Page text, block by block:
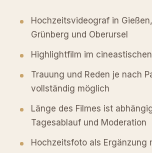
Hochzeitsvideograf in
Grünberg und Oberursel
Highlightfilm im
Trauung und Reden je nach
vollständig möglich
Länge des Filmes ist
Tagesablauf und Moderation
Hochzeitsfoto als Ergänzung